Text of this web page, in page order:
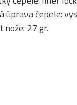
úprava čepele:
27 gr.